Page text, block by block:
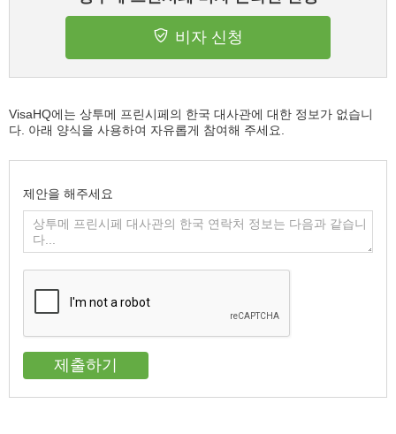
비자 신청
VisaHQ에는 상투메 프린시페의 한국 대사관에 대한 정보가 없습니
다. 아래 양식을 사용하여 자유롭게 참여해 주세요.
제안을 해주세요